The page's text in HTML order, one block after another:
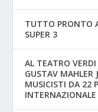
TUTTO PRONTO
SUPER 3
AL TEATRO
GUSTAV MAHLER
MUSICISTI DA 22
INTERNAZIONALE